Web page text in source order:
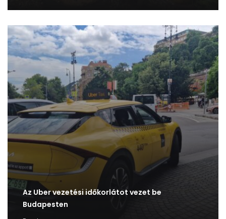
Az Uber vezetési időkorlátot vezet be
Budapesten